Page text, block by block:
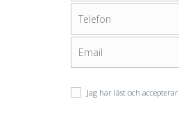
Jag har läst och accepterar